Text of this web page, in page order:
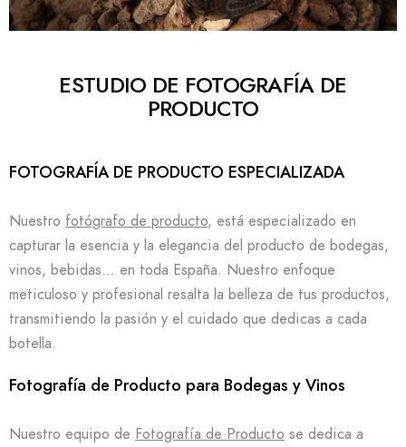
ESTUDIO DE FOTOGRAFÍA DE
PRODUCTO
FOTOGRAFÍA DE PRODUCTO ESPECIALIZADA
Nuestro fotógrafo de producto, está especializado en
capturar la esencia y la elegancia del producto de bodegas,
vinos, bebidas… en toda España. Nuestro enfoque
meticuloso y profesional resalta la belleza de tus productos,
transmitiendo la pasión y el cuidado que dedicas a cada
botella.
Fotografía de Producto para Bodegas y Vinos
Nuestro equipo de Fotografía de Producto se dedica a